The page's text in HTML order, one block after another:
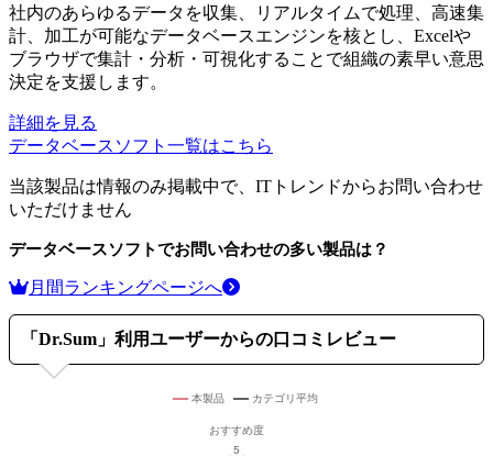
社内のあらゆるデータを収集、リアルタイムで処理、高速集
計、加工が可能なデータベースエンジンを核とし、Excelや
ブラウザで集計・分析・可視化することで組織の素早い意思
決定を支援します。
詳細を見る
データベースソフト 一覧はこちら
当該製品は情報のみ掲載中で、ITトレンドからお問い合わせ
いただけません
データベースソフトでお問い合わせの多い製品は？
月間ランキングページへ
「 Dr.Sum 」利用ユーザーからの口コミレビュー